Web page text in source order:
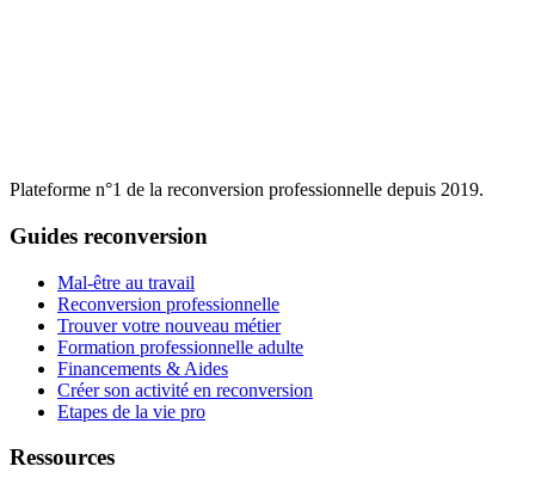
Plateforme n°1 de la reconversion professionnelle depuis 2019.
Guides reconversion
Mal-être au travail
Reconversion professionnelle
Trouver votre nouveau métier
Formation professionnelle adulte
Financements & Aides
Créer son activité en reconversion
Etapes de la vie pro
Ressources